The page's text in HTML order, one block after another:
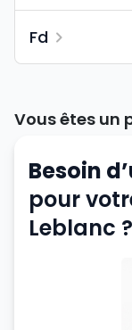
Fd
Vous êtes un
Besoin
pour
Leblanc ?